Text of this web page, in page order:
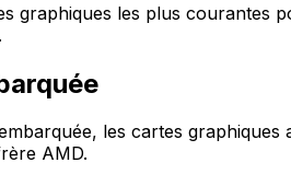
graphiques les plus courantes
les cartes
AMD.